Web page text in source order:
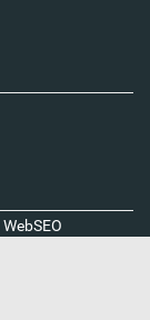
WebSEO